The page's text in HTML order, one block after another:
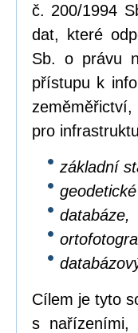
č. 200/1994
dat, které
Sb. o právu
přístupu k
pro
základní
databáze,
Cílem je tyto
s nařízeními,